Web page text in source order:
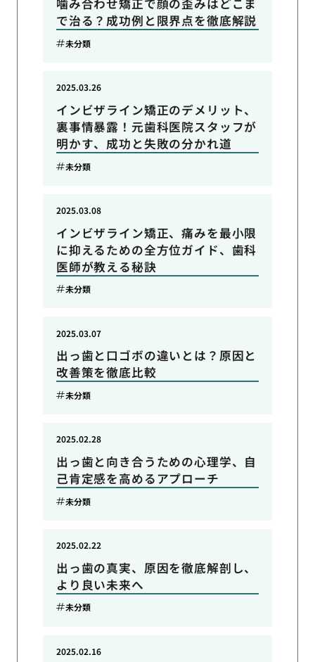
噛み合わせ矯正で顔の歪みはどこま
で治る？成功例と限界点を徹底解説
未分類
インビザライン矯正のデメリット、
裏事情暴露！元歯科医院スタッフが
明かす、成功と失敗の分かれ道
2025.03.26
未分類
インビザライン矯正、痛みを最小限
に抑えるための全方位ガイド、歯科
医師が教える秘訣
2025.03.08
未分類
出っ歯と口ゴボの違いとは？原因と
改善策を徹底比較
2025.03.07
未分類
出っ歯と向き合うための心理学、自
己肯定感を高めるアプローチ
2025.02.28
未分類
出っ歯の真実、原因を徹底解剖し、
より良い未来へ
2025.02.22
未分類
2025.02.16